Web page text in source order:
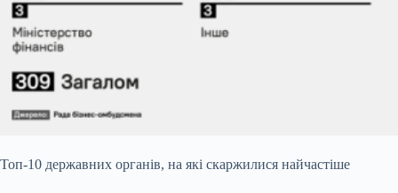
Топ-10 державних органів, на які скаржилися найчастіше